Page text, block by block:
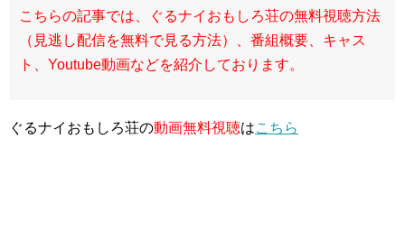
こちらの記事では、ぐるナイおもしろ荘の無料視聴方法
（見逃し配信を無料で見る方法）、番組概要、キャス
ト、Youtube動画などを紹介しております。
ぐるナイおもしろ荘の動画無料視聴はこちら